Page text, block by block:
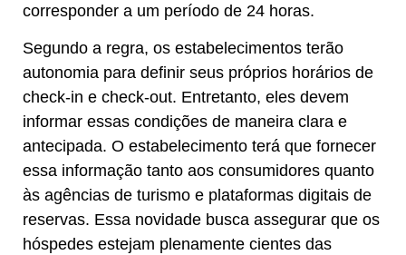
corresponder a um período de 24 horas.
Segundo a regra, os estabelecimentos terão
autonomia para definir seus próprios horários de
check-in e check-out. Entretanto, eles devem
informar essas condições de maneira clara e
antecipada. O estabelecimento terá que fornecer
essa informação tanto aos consumidores quanto
às agências de turismo e plataformas digitais de
reservas. Essa novidade busca assegurar que os
hóspedes estejam plenamente cientes das